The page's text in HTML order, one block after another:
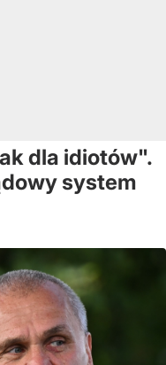
dla idiotów".
system